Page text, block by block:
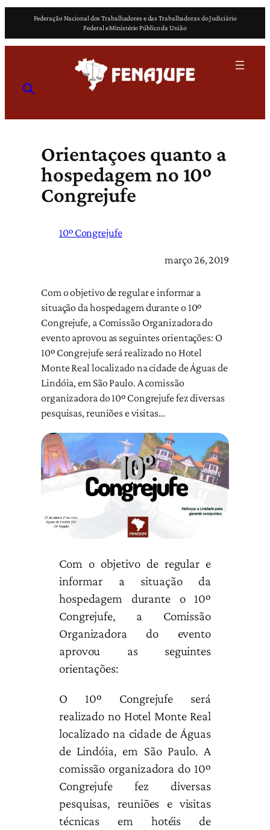
o
Federação Nacional dos Trabalhadores e das Trabalhadoras do Judiciário
Federal e Ministério Público da União
Orientaçoes quanto a
hospedagem no 10º
Congrejufe
10º Congrejufe
março 26, 2019
Com o objetivo de regular e informar a
situação da hospedagem durante o 10º
Congrejufe, a Comissão Organizadora do
evento aprovou as seguintes orientações: O
10º Congrejufe será realizado no Hotel
Monte Real localizado na cidade de Águas de
Lindóia, em São Paulo. A comissão
organizadora do 10º Congrejufe fez diversas
pesquisas, reuniões e visitas…
Com o objetivo de regular e
informar a situação da
hospedagem durante o 10º
Congrejufe, a Comissão
Organizadora do evento
aprovou as seguintes
orientações:
O 10º Congrejufe será
realizado no Hotel Monte Real
localizado na cidade de Águas
de Lindóia, em São Paulo. A
comissão organizadora do 10º
Congrejufe fez diversas
pesquisas, reuniões e visitas
técnicas em hotéis de